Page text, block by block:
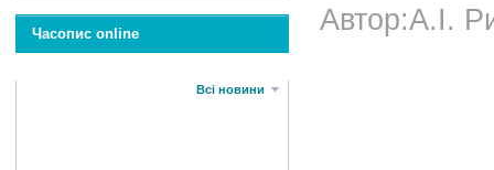
Часопис online
Всі новини
Автор:А.І.